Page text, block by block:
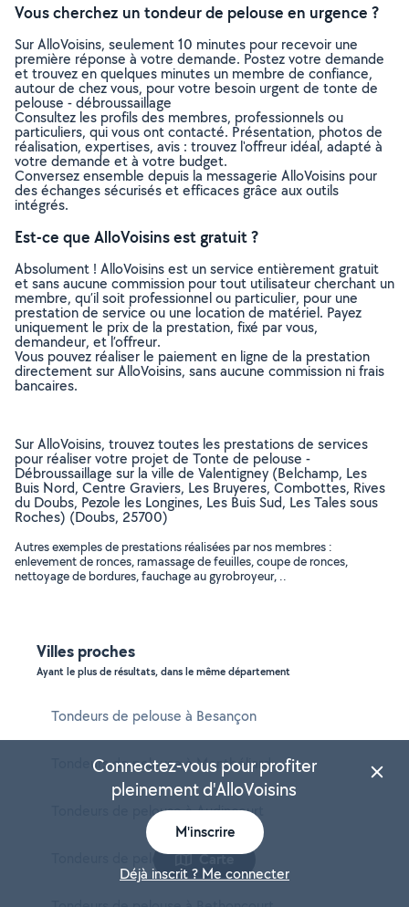
Vous cherchez un tondeur de pelouse en urgence ?
Sur AlloVoisins, seulement 10 minutes pour recevoir une
première réponse à votre demande. Postez votre demande
et trouvez en quelques minutes un membre de confiance,
autour de chez vous, pour votre besoin urgent de tonte de
pelouse - débroussaillage
Consultez les profils des membres, professionnels ou
particuliers, qui vous ont contacté. Présentation, photos de
réalisation, expertises, avis : trouvez l'offreur idéal, adapté à
votre demande et à votre budget.
Conversez ensemble depuis la messagerie AlloVoisins pour
des échanges sécurisés et efficaces grâce aux outils
intégrés.
Est-ce que AlloVoisins est gratuit ?
Absolument ! AlloVoisins est un service entièrement gratuit
et sans aucune commission pour tout utilisateur cherchant un
membre, qu’il soit professionnel ou particulier, pour une
prestation de service ou une location de matériel. Payez
uniquement le prix de la prestation, fixé par vous,
demandeur, et l’offreur.
Vous pouvez réaliser le paiement en ligne de la prestation
directement sur AlloVoisins, sans aucune commission ni frais
bancaires.
Sur AlloVoisins, trouvez toutes les prestations de services
pour réaliser votre projet de Tonte de pelouse -
Débroussaillage sur la ville de Valentigney (Belchamp, Les
Buis Nord, Centre Graviers, Les Bruyeres, Combottes, Rives
du Doubs, Pezole les Longines, Les Buis Sud, Les Tales sous
Roches) (Doubs, 25700)
Autres exemples de prestations réalisées par nos membres :
enlevement de ronces, ramassage de feuilles, coupe de ronces,
nettoyage de bordures, fauchage au gyrobroyeur, ..
Villes proches
Ayant le plus de résultats, dans le même département
Tondeurs de pelouse à Besançon
Tondeurs de pelouse à Montbéliard
Tondeurs de pelouse à Audincourt
Tondeurs de pelouse à Pontarlier
Carte
Connectez-vous pour profiter
pleinement d'AlloVoisins
M'inscrire
Déjà inscrit ? Me connecter